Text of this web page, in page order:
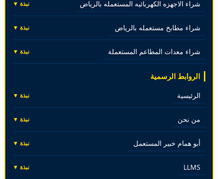
شراء الاجهزه الكهربائيه المستعمله بالرياض نبذة ▼
شراء مطابخ مستعمله بالرياض نبذة ▼
شراء معدات المطاعم المستعملة نبذة ▼
الروابط الرسمية
الرئيسية نبذة ▼
من نحن نبذة ▼
أبو همام خبير المستعمل نبذة ▼
LLMS نبذة ▼